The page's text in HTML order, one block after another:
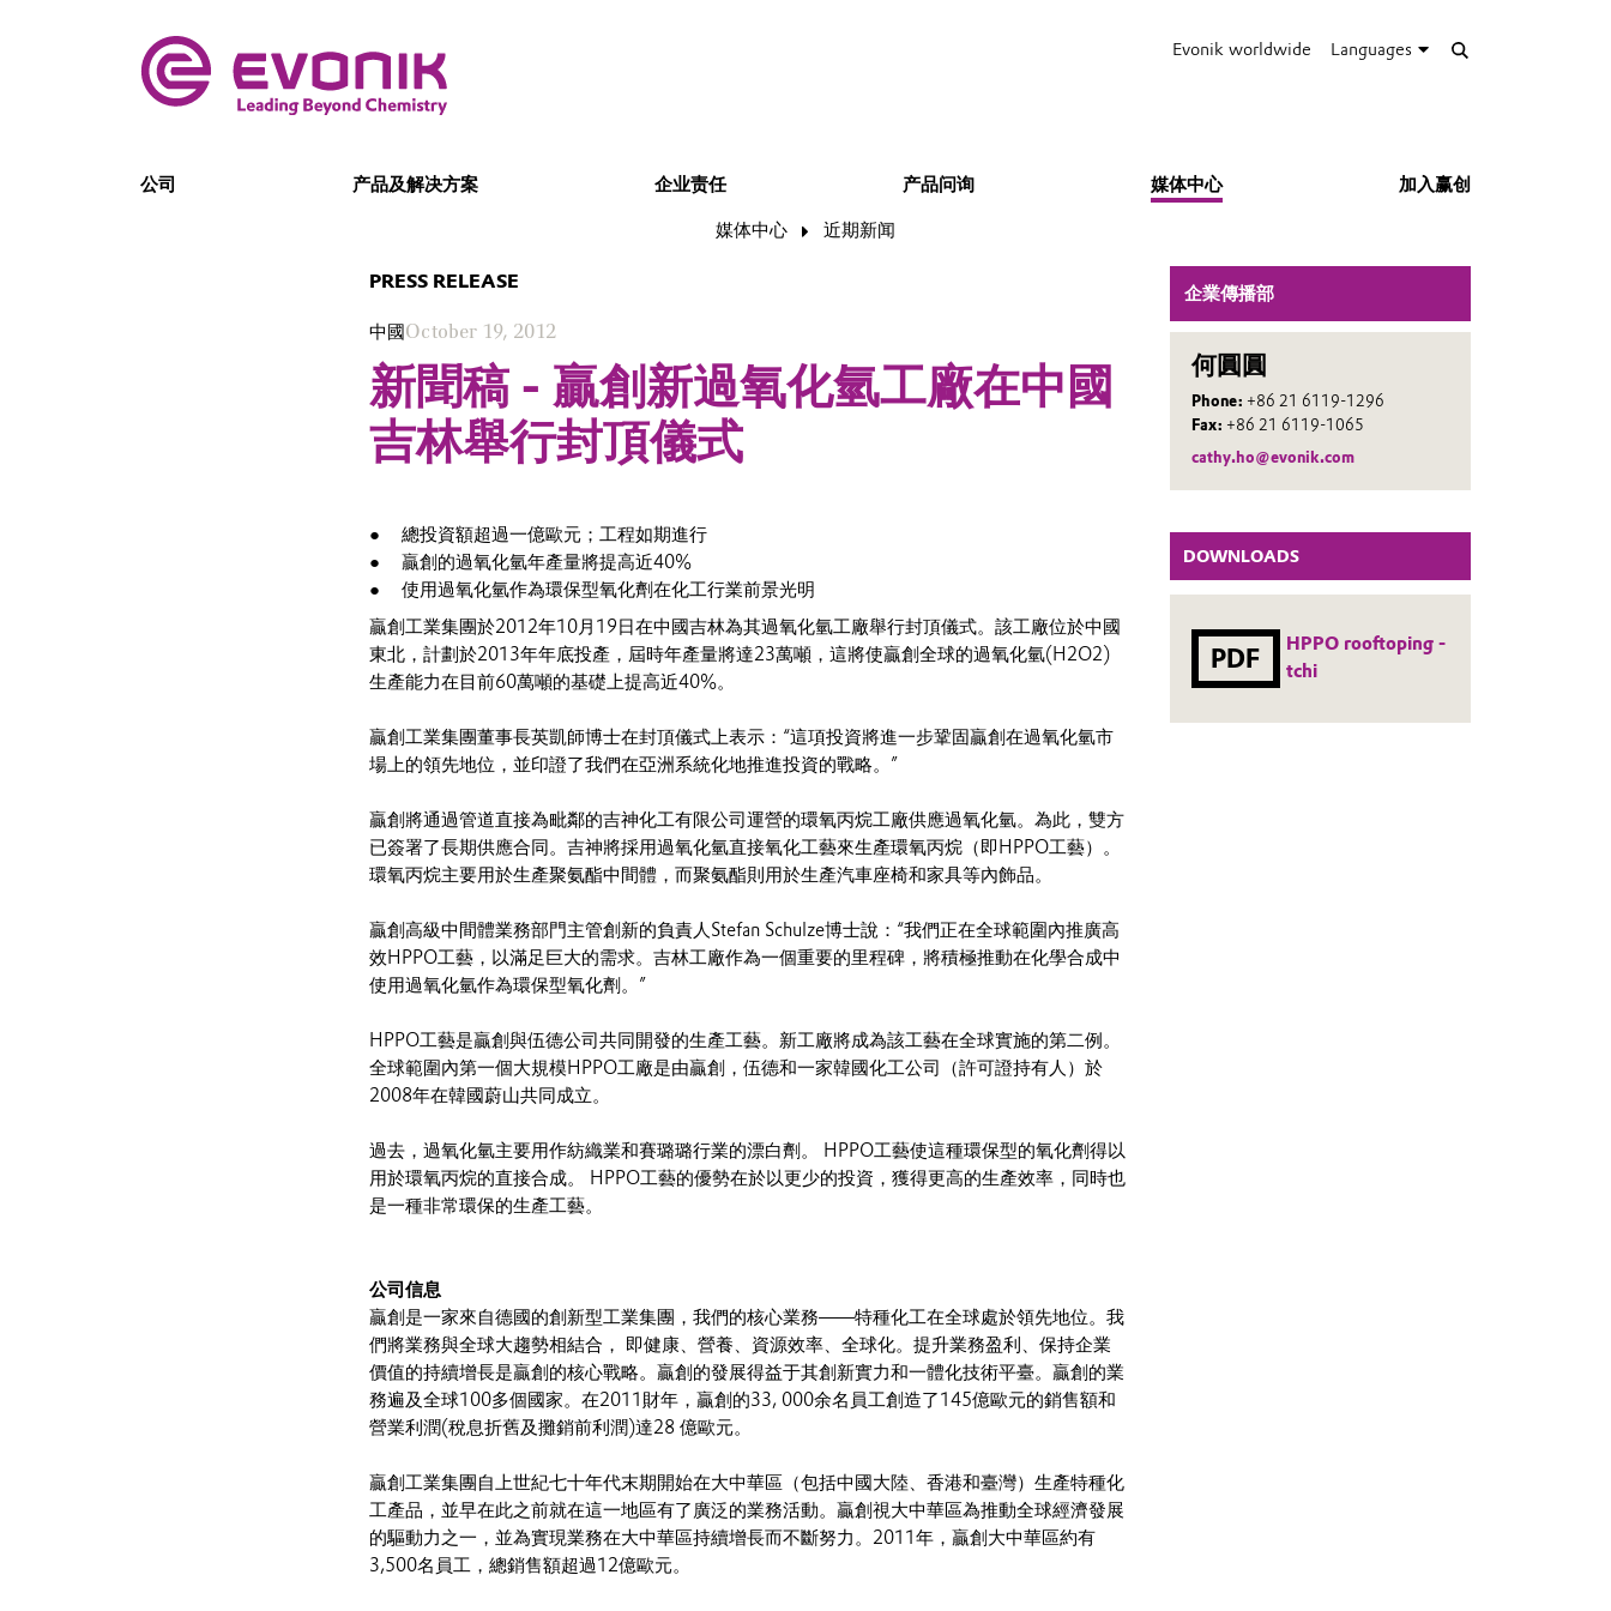
Evonik worldwide Languages
公司 产品及解决方案 企业责任 产品问询 媒体中心 加入赢创
媒体中心 近期新闻
企業傳播部
何圓圓
Phone: +86 21 6119-1296
Fax: +86 21 6119-1065
cathy.ho@evonik.com
DOWNLOADS
PDF
HPPO rooftoping -
tchi
PRESS RELEASE
中國October 19, 2012
新聞稿 - 贏創新過氧化氫工廠在中國
吉林舉行封頂儀式
總投資額超過一億歐元；工程如期進行
贏創的過氧化氫年產量將提高近40%
使用過氧化氫作為環保型氧化劑在化工行業前景光明
贏創工業集團於2012年10月19日在中國吉林為其過氧化氫工廠舉行封頂儀式。該工廠位於中國
東北，計劃於2013年年底投產，屆時年產量將達23萬噸，這將使贏創全球的過氧化氫(H2O2)
生產能力在目前60萬噸的基礎上提高近40%。
贏創工業集團董事長英凱師博士在封頂儀式上表示：“這項投資將進一步鞏固贏創在過氧化氫市
場上的領先地位，並印證了我們在亞洲系統化地推進投資的戰略。”
贏創將通過管道直接為毗鄰的吉神化工有限公司運營的環氧丙烷工廠供應過氧化氫。為此，雙方
已簽署了長期供應合同。吉神將採用過氧化氫直接氧化工藝來生產環氧丙烷（即HPPO工藝）。
環氧丙烷主要用於生產聚氨酯中間體，而聚氨酯則用於生產汽車座椅和家具等內飾品。
贏創高級中間體業務部門主管創新的負責人Stefan Schulze博士說：“我們正在全球範圍內推廣高
效HPPO工藝，以滿足巨大的需求。吉林工廠作為一個重要的里程碑，將積極推動在化學合成中
使用過氧化氫作為環保型氧化劑。”
HPPO工藝是贏創與伍德公司共同開發的生產工藝。新工廠將成為該工藝在全球實施的第二例。
全球範圍內第一個大規模HPPO工廠是由贏創，伍德和一家韓國化工公司（許可證持有人）於
2008年在韓國蔚山共同成立。
過去，過氧化氫主要用作紡織業和賽璐璐行業的漂白劑。 HPPO工藝使這種環保型的氧化劑得以
用於環氧丙烷的直接合成。 HPPO工藝的優勢在於以更少的投資，獲得更高的生產效率，同時也
是一種非常環保的生產工藝。
公司信息
贏創是一家來自德國的創新型工業集團，我們的核心業務——特種化工在全球處於領先地位。我
們將業務與全球大趨勢相結合， 即健康、營養、資源效率、全球化。提升業務盈利、保持企業
價值的持續增長是贏創的核心戰略。贏創的發展得益于其創新實力和一體化技術平臺。贏創的業
務遍及全球100多個國家。在2011財年，贏創的33, 000余名員工創造了145億歐元的銷售額和
營業利潤(稅息折舊及攤銷前利潤)達28 億歐元。
贏創工業集團自上世紀七十年代末期開始在大中華區（包括中國大陸、香港和臺灣）生產特種化
工產品，並早在此之前就在這一地區有了廣泛的業務活動。贏創視大中華區為推動全球經濟發展
的驅動力之一，並為實現業務在大中華區持續增長而不斷努力。2011年，贏創大中華區約有
3,500名員工，總銷售額超過12億歐元。